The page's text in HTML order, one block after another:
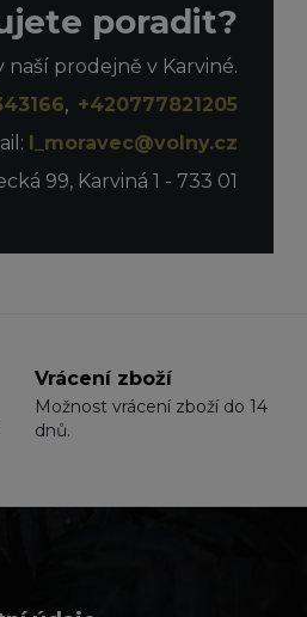
poradit?
naší prodejně v Karviné.
, +420777821205
l_moravec@volny.cz
99, Karviná 1 - 733 01
Vrácení zboží
Možnost vrácení zboží do 14
dnů.